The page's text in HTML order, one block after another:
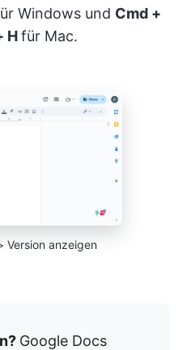
Windows und Cmd +
Hfür Mac.
Version anzeigen
Google Docs